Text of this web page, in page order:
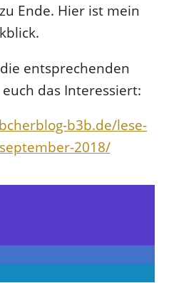
Ende. Hier ist mein
entsprechenden
das Interessiert:
b3b.de/lese-
2018/